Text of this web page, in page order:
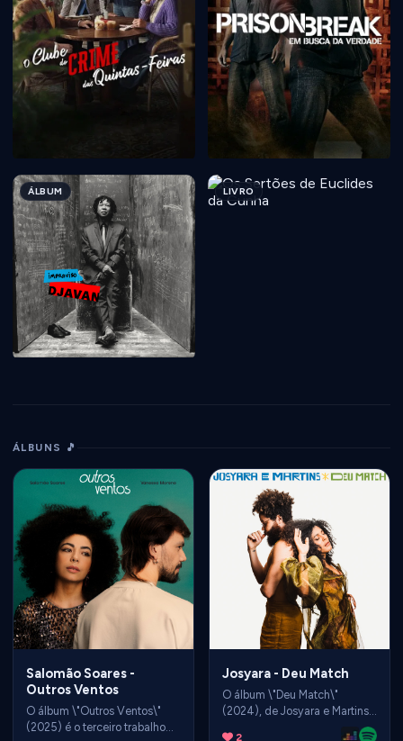
ÁLBUM LIVRO
ÁLBUNS 🎵
Salomão Soares -
Outros Ventos
O álbum \"Outros Ventos\"
(2025) é o terceiro trabalho
Josyara - Deu Match
O álbum \"Deu Match\"
(2024), de Josyara e Martins,
2